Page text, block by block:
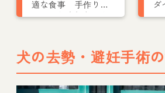
適な食事 手作りレ
シピより大切なこと
ダ
ド
犬の去勢・避妊手術